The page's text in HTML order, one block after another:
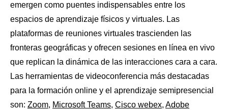
emergen como puentes indispensables entre los
espacios de aprendizaje físicos y virtuales. Las
plataformas de reuniones virtuales trascienden las
fronteras geográficas y ofrecen sesiones en línea en vivo
que replican la dinámica de las interacciones cara a cara.
Las herramientas de videoconferencia más destacadas
para la formación online y el aprendizaje semipresencial
son: Zoom, Microsoft Teams, Cisco webex, Adobe